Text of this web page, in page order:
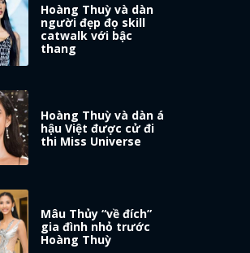
Hoàng Thuỳ và dàn
người đẹp đọ skill
catwalk với bậc
thang
Hoàng Thuỳ và dàn á
hậu Việt được cử đi
thi Miss Universe
Mâu Thủy “về đích”
gia đình nhỏ trước
Hoàng Thuỳ